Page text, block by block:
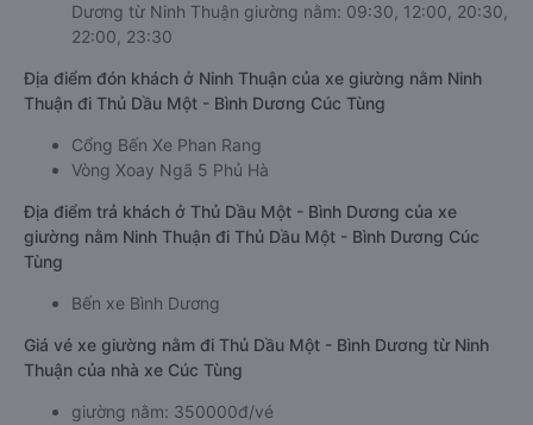
Dương từ Ninh Thuận giường nằm: 09:30, 12:00, 20:30,
22:00, 23:30
Địa điểm đón khách ở Ninh Thuận của xe giường nằm Ninh
Thuận đi Thủ Dầu Một - Bình Dương Cúc Tùng
Cổng Bến Xe Phan Rang
Vòng Xoay Ngã 5 Phủ Hà
Địa điểm trả khách ở Thủ Dầu Một - Bình Dương của xe
giường nằm Ninh Thuận đi Thủ Dầu Một - Bình Dương Cúc
Tùng
Bến xe Bình Dương
Giá vé xe giường nằm đi Thủ Dầu Một - Bình Dương từ Ninh
Thuận của nhà xe Cúc Tùng
giường nằm: 350000đ/vé